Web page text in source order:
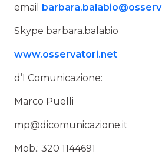
email
Skype barbara.balabio
www.osservatori.net
d’I Comunicazione:
Marco Puelli
mp@dicomunicazione.it
Mob.: 320 1144691